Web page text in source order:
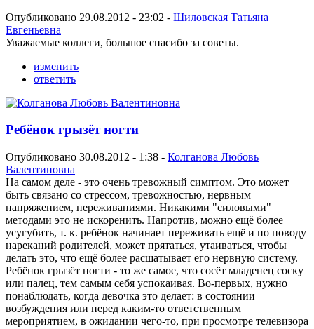
Опубликовано 29.08.2012 - 23:02 - Шиловская Татьяна
Евгеньевна
Уважаемые коллеги, большое спасибо за советы.
изменить
ответить
Ребёнок грызёт ногти
Опубликовано 30.08.2012 - 1:38 - Колганова Любовь
Валентиновна
На самом деле - это очень тревожный симптом. Это может
быть связано со стрессом, тревожностью, нервным
напряжением, переживаниями. Никакими "силовыми"
методами это не искоренить. Напротив, можно ещё более
усугубить, т. к. ребёнок начинает переживать ещё и по поводу
нареканий родителей, может прятаться, утаиваться, чтобы
делать это, что ещё более расшатывает его нервную систему.
Ребёнок грызёт ногти - то же самое, что сосёт младенец соску
или палец, тем самым себя успокаивая. Во-первых, нужно
понаблюдать, когда девочка это делает: в состоянии
возбуждения или перед каким-то ответственным
мероприятием, в ожидании чего-то, при просмотре телевизора